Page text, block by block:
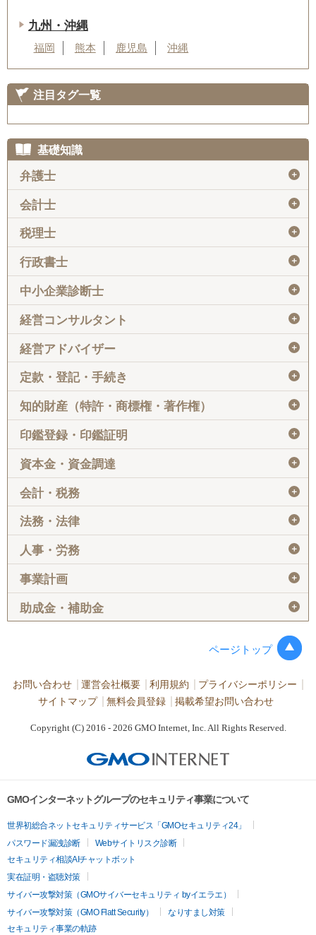
九州・沖縄
福岡 熊本 鹿児島 沖縄
注目タグ一覧
基礎知識
弁護士 ＋
会計士 ＋
税理士 ＋
行政書士 ＋
中小企業診断士 ＋
経営コンサルタント ＋
経営アドバイザー ＋
定款・登記・手続き ＋
知的財産（特許・商標権・著作権） ＋
印鑑登録・印鑑証明 ＋
資本金・資金調達 ＋
会計・税務 ＋
法務・法律 ＋
人事・労務 ＋
事業計画 ＋
助成金・補助金 ＋
ページトップ
お問い合わせ 運営会社概要 利用規約
プライバシーポリシー
サイトマップ
無料会員登録 掲載希望お問い合わせ
Copyright (C) 2016 - 2026 GMO Internet, Inc. All Rights Reserved.
GMOインターネットグループのセキュリティ事業について
世界初総合ネットセキュリティサービス「GMOセキュリティ24」
パスワード漏洩診断
Webサイトリスク診断
セキュリティ相談AIチャットボット
実在証明・盗聴対策
サイバー攻撃対策（GMOサイバーセキュリティ byイエラエ）
サイバー攻撃対策（GMO Flatt Security）
なりすまし対策
セキュリティ事業の軌跡